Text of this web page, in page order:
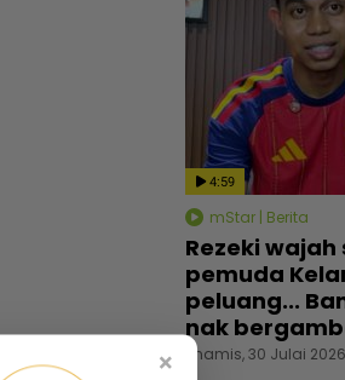
4:59
mStar | Berita
Rezeki
pemuda
peluang...
nak
Khamis, 30 Julai
×